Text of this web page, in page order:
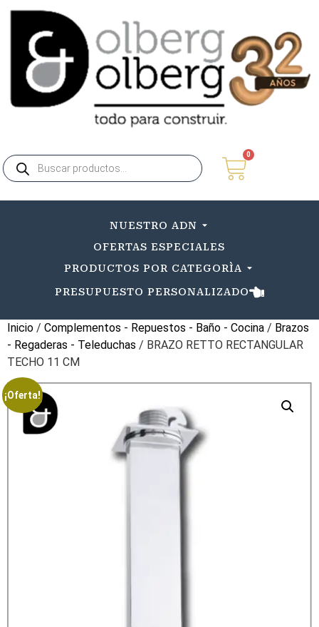
0
NUESTRO ADN
OFERTAS ESPECIALES
PRODUCTOS POR CATEGORÌA
PRESUPUESTO PERSONALIZADO
Inicio / Complementos - Repuestos - Baño - Cocina / Brazos
- Regaderas - Teleduchas / BRAZO RETTO RECTANGULAR
TECHO 11 CM
¡Oferta!